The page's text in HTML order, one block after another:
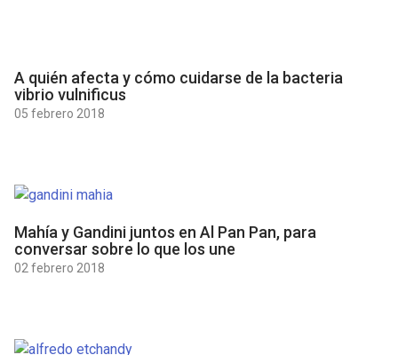
A quién afecta y cómo cuidarse de la bacteria
vibrio vulnificus
05 febrero 2018
Mahía y Gandini juntos en Al Pan Pan, para
conversar sobre lo que los une
02 febrero 2018